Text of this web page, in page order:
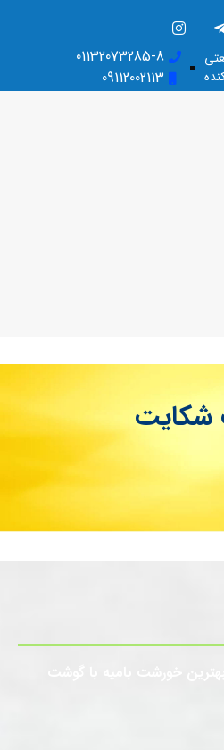
01132073285-8
09112002113
شکایت